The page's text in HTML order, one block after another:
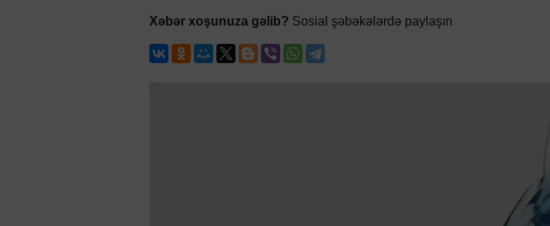
Xəbər xoşunuza gəlib? Sosial şəbəkələrdə paylaşın